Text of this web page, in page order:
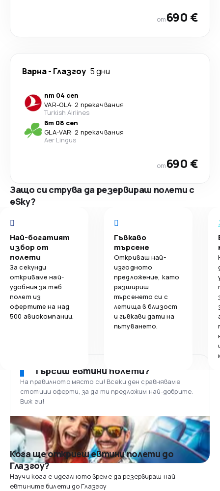
от690 €
Варна- Глазгоу 5 дни
пт 04 сеп
VAR-GLA· 2 прекачвания
Turkish Airlines
вт 08 сеп
GLA-VAR· 2 прекачвания
Aer Lingus
от690 €
Защо си струва да резервираш полети с
eSky?
Най-богатият
избор от
полети
За секунди
откриваме най-
удобния за теб
полет из
офертите на над
500 авиокомпании.
Гъвкаво
търсене
Откриваш най-
изгодното
предложение, като
разшириш
търсенето си с
летища в близост
и гъвкави дати на
пътуването.
Търсиш евтини полети?
На правилното място си! Всеки ден сравняваме
стотици оферти, за да ти предложим най-добрите.
Виж ги!
Кога ще откриеш евтини полети до
Глазгоу?
Научи кога е идеалното време да резервираш най-
евтините билети до Глазгоу